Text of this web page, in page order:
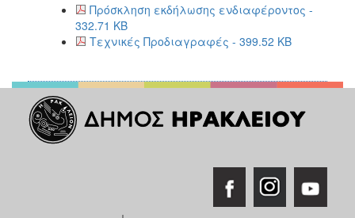
Πρόσκληση εκδήλωσης ενδιαφέροντος -
332.71 KB
Τεχνικές Προδιαγραφές - 399.52 KB